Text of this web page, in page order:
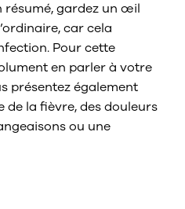
résumé, gardez un œil
car cela
Pour cette
en parler à votre
présentez également
de la fièvre, des douleurs
ou une